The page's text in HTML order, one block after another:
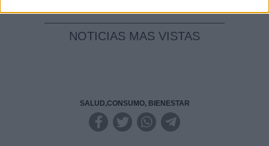
NOTICIAS MAS VISTAS
SALUD,CONSUMO, BIENESTAR